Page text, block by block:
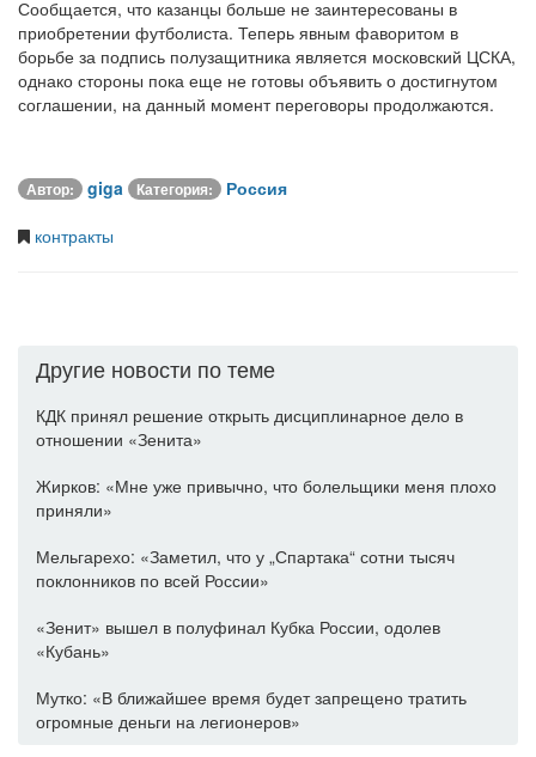
Сообщается, что казанцы больше не заинтересованы в
приобретении футболиста. Теперь явным фаворитом в
борьбе за подпись полузащитника является московский ЦСКА,
однако стороны пока еще не готовы объявить о достигнутом
соглашении, на данный момент переговоры продолжаются.
Автор: giga Категория:
Россия
контракты
Другие новости по теме
КДК принял решение открыть дисциплинарное дело в
отношении «Зенита»
Жирков: «Мне уже привычно, что болельщики меня плохо
приняли»
Мельгарехо: «Заметил, что у „Спартака“ сотни тысяч
поклонников по всей России»
«Зенит» вышел в полуфинал Кубка России, одолев
«Кубань»
Мутко: «В ближайшее время будет запрещено тратить
огромные деньги на легионеров»